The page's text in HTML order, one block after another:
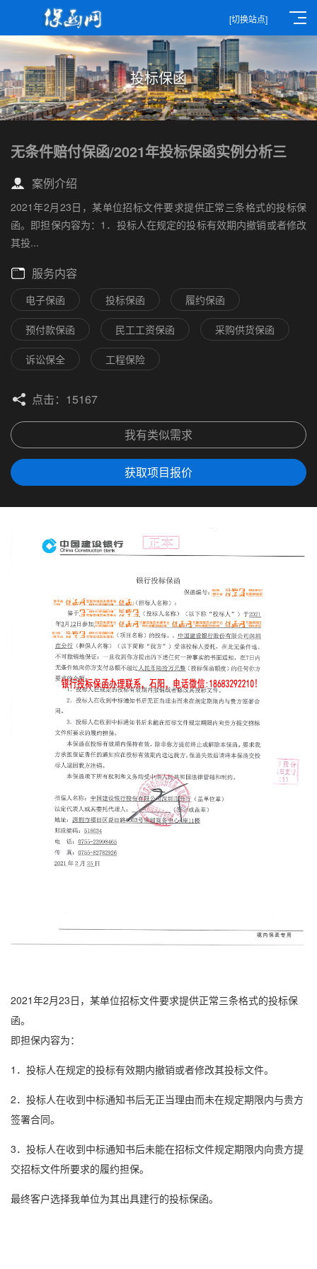
[切换站点]
投标保函
无条件赔付保函/2021年投标保函实例分析三
案例介绍
2021年2月23日，某单位招标文件要求提供正常三条格式的投标保
函。即担保内容为：1．投标人在规定的投标有效期内撤销或者修改
其投...
服务内容
电子保函 投标保函 履约保函
预付款保函 民工工资保函 采购供货保函
诉讼保全 工程保险
点击：15167
我有类似需求
获取项目报价
2021年2月23日，某单位招标文件要求提供正常三条格式的投标保
函。
即担保内容为：
1．投标人在规定的投标有效期内撤销或者修改其投标文件。
2．投标人在收到中标通知书后无正当理由而未在规定期限内与贵方
签署合同。
3．投标人在收到中标通知书后未能在招标文件规定期限内向贵方提
交招标文件所要求的履约担保。
最终客户选择我单位为其出具建行的投标保函。